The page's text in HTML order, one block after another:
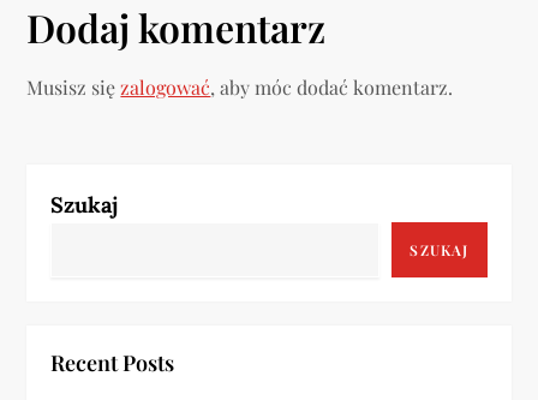
a
c
a
i
Dodaj komentarz
Musisz sięzalogować, aby móc dodać komentarz.
Szukaj
SZUKAJ
Recent Posts